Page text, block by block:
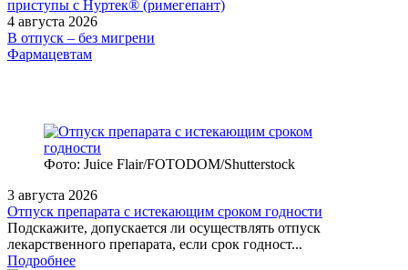
4 августа 2026
В отпуск – без мигрени
Фармацевтам
Фото: Juice Flair/FOTODOM/Shutterstoсk
3 августа 2026
Отпуск препарата с истекающим сроком годности
Подскажите, допускается ли осуществлять отпуск
лекарственного препарата, если срок годност...
Подробнее